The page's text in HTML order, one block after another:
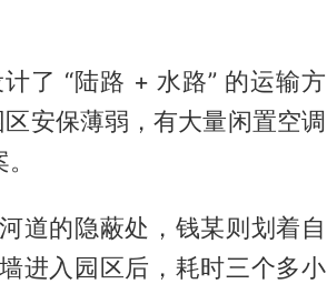
了 “陆路 + 水路” 的运输方
安保薄弱，有大量闲置空调
道的隐蔽处，钱某则划着自
进入园区后，耗时三个多小